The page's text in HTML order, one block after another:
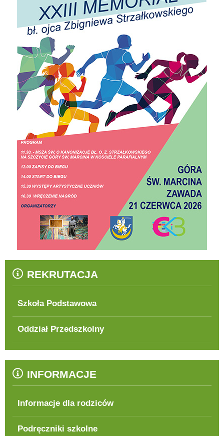
REKRUTACJA
Szkoła Podstawowa
Oddział Przedszkolny
INFORMACJE
Informacje dla rodziców
Podręczniki szkolne